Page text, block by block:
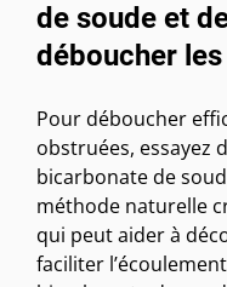
de soude et
déboucher
Pour déboucher
obstruées, essayez
bicarbonate de
méthode naturelle
qui peut aider à
faciliter